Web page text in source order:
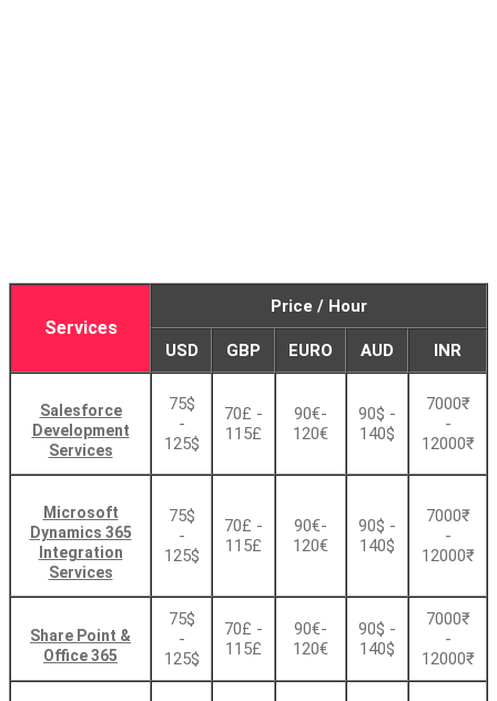
Services
Price / Hour
USD GBP EURO AUD INR
Salesforce
Development
Services
75$
-
125$
70£ -
115£
90€-
120€
90$ -
140$
7000₹
-
12000₹
Microsoft
Dynamics 365
Integration
Services
75$
-
125$
70£ -
115£
90€-
120€
90$ -
140$
7000₹
-
12000₹
Share Point &
Office 365
75$
-
125$
70£ -
115£
90€-
120€
90$ -
140$
7000₹
-
12000₹